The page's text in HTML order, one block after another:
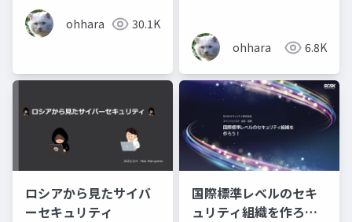
ohhara 30.1K
ohhara 6.8K
ロシアから見たサイバ
ーセキュリティ
国際標準レベルのセキ
ュリティ組織を作ろ